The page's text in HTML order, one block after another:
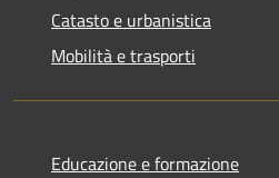
Catasto e urbanistica
Mobilità e trasporti
Educazione e formazione